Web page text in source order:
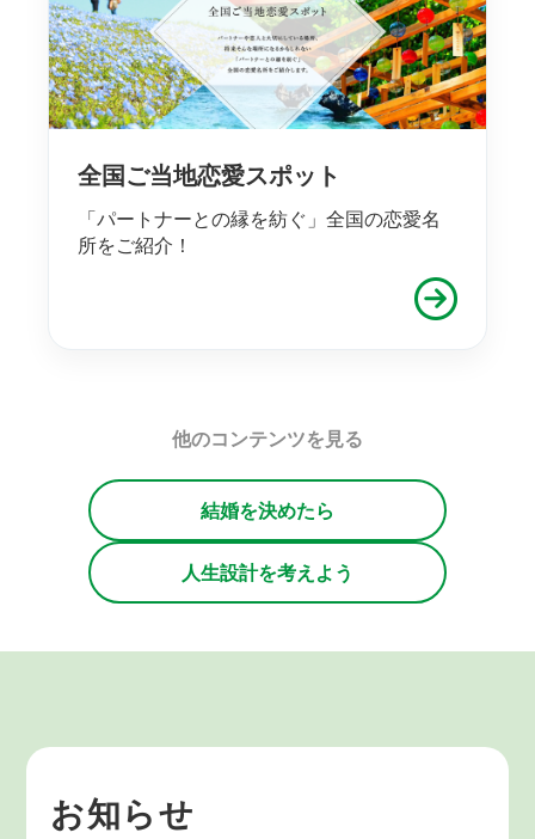
全国ご当地恋愛スポット
「パートナーとの縁を紡ぐ」全国の恋愛名
所をご紹介！
他のコンテンツを見る
結婚を決めたら
人生設計を考えよう
お知らせ